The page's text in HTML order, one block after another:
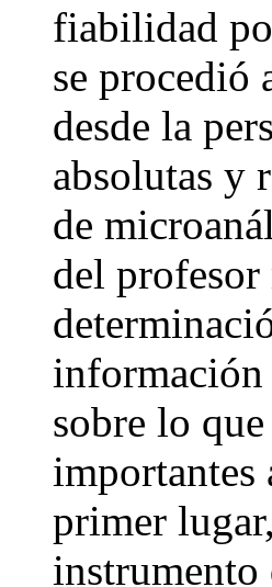
fiabilidad
se procedió
desde la
absolutas y
de
del profesor
información
sobre lo
importantes
primer
instrumento